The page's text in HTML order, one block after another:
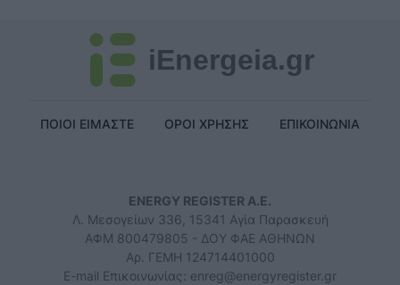
iEnergeia.gr
ΠΟΙΟΙ ΕΙΜΑΣΤΕ ΟΡΟΙ ΧΡΗΣΗΣ ΕΠΙΚΟΙΝΩΝΙΑ
ENERGY REGISTER Α.Ε.
Λ. Μεσογείων 336, 15341 Αγία Παρασκευή
ΑΦΜ 800479805 - ΔΟΥ ΦΑΕ ΑΘΗΝΩΝ
Αρ. ΓΕΜΗ 124714401000
E-mail Επικοινωνίας: enreg@energyregister.gr